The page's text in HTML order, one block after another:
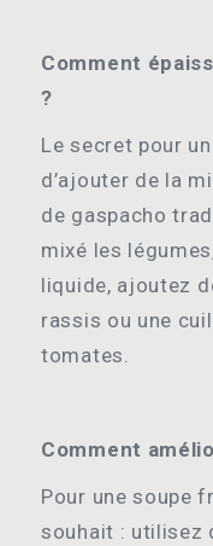
Comment
?
Le secret pour
d’ajouter de la
de gaspacho
mixé les
liquide, ajoutez
rassis ou une
tomates.
Comment
Pour une soupe
souhait : utilisez